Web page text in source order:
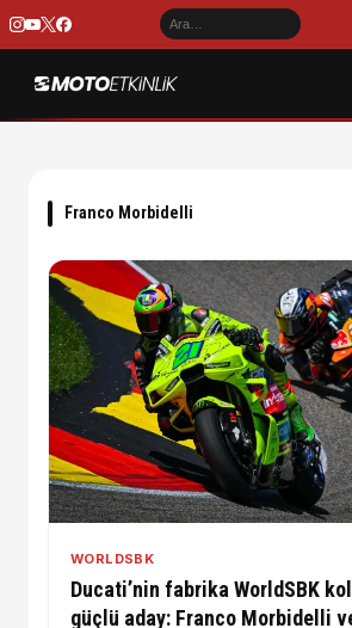
Franco Morbidelli
WORLDSBK
Ducati’nin fabrika WorldSBK
güçlü aday: Franco Morbidelli